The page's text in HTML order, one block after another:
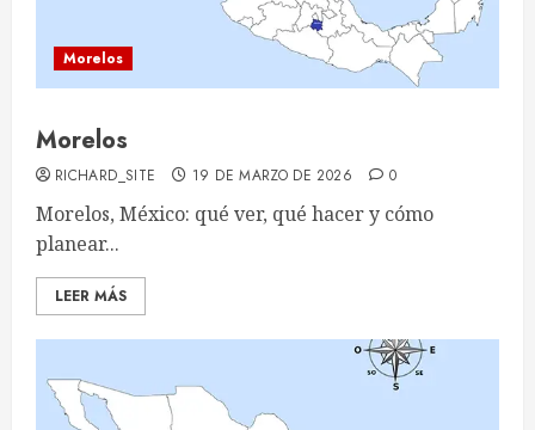
Morelos
Morelos
RICHARD_SITE 19 DE MARZO DE 2026 0
Morelos, México: qué ver, qué hacer y cómo
planear...
LEER MÁS